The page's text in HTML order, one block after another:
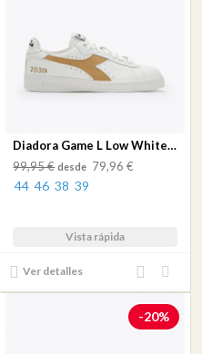
Diadora Game L Low White/Iced Coffee
99,95 € desde 79,96 €
44 46 38 39
Vista rápida
Ver detalles
Añadir
lista
de
Añadir
al
comparador
-20%